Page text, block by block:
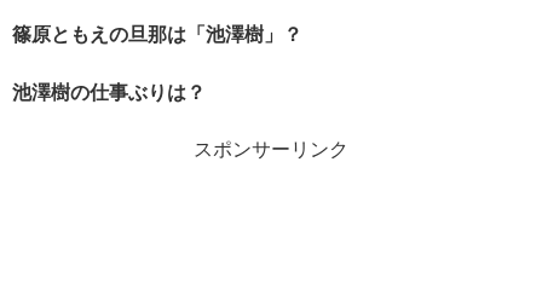
篠原ともえの旦那は「池澤樹」？
池澤樹の仕事ぶりは？
スポンサーリンク